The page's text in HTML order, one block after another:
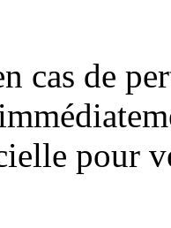
cas de
pour